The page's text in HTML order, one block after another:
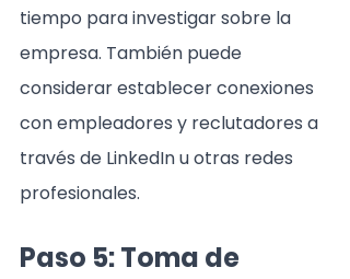
tiempo para investigar sobre la
empresa. También puede
considerar establecer conexiones
con empleadores y reclutadores a
través de LinkedIn u otras redes
profesionales.
Paso 5: Toma de